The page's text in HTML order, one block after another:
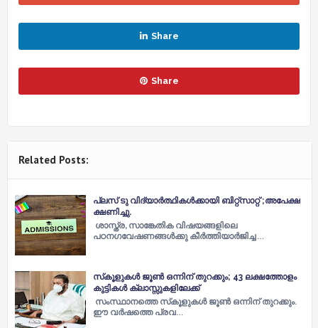
Share
Share
Related Posts:
പ്ലസ് ടു വിദ്യാർത്ഥികൾക്കായി ബിറ്റ്സാറ്റ് ;അപേക്ഷ
ക്ഷണിച്ചു.
ശാസ്ത്ര, സാങ്കേതിക വിഷയങ്ങളിലെ
പഠനഗവേഷണങ്ങൾക്കു കീർത്തിയാർജിച്ച …
സ്‌കൂളുകള്‍ ജൂണ്‍ ഒന്നിന് തുറക്കും; 43 ലക്ഷത്തോളം
കുട്ടികള്‍ ക്ലാസ്സുകളിലേക്ക്
സംസ്ഥാനത്തെ സ്‌കൂളുകള്‍ ജൂണ്‍ ഒന്നിന് തുറക്കും.
ഈ വര്‍ഷത്തെ പ്രവ…